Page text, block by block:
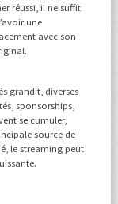
réussi, il ne suffit
une
avec son
grandit, diverses
sponsorships,
se cumuler,
source de
le streaming peut